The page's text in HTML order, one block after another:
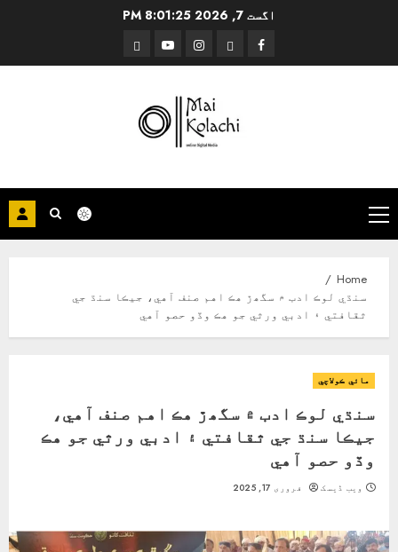
اگست 7, 2026 8:01:26 PM
Facebook
Instagram
YouTube
Threads
Primary
Menu
Home
سنڌي لوڪ ادب ۾ سگھڙ هڪ اهم صنف آهي، جيڪا سنڌ جي
ثقافتي ۽ ادبي ورثي جو هڪ وڏو حصو آهي
مائي ڪولاچي
سنڌي لوڪ ادب ۾ سگھڙ هڪ اهم صنف آهي،
جيڪا سنڌ جي ثقافتي ۽ ادبي ورثي جو هڪ
وڏو حصو آهي
ویب ڈیسک فروری 17, 2025